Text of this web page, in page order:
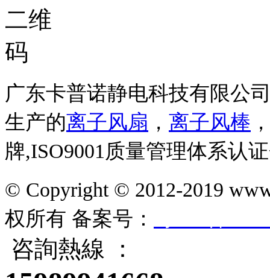
广东卡普诺静电科技有限公
生产的离子风扇 ， 离子风棒
牌,ISO9001质量管理体系认
© Copyright © 2012-2019
权所有 备案号：
咨詢熱線 ：